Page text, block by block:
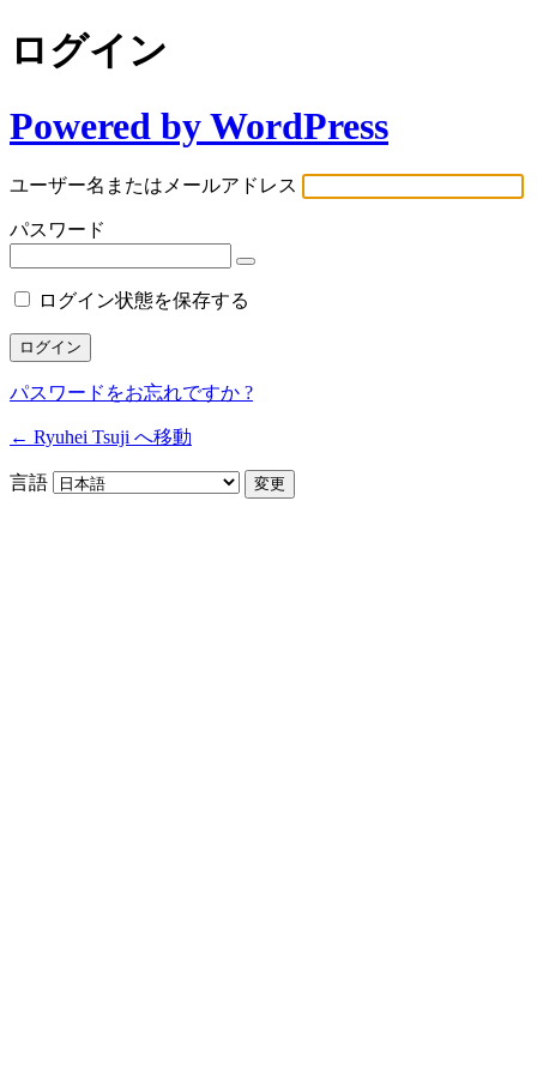
ログイン
Powered by WordPress
ユーザー名またはメールアドレス
パスワード
ログイン状態を保存する
パスワードをお忘れですか ?
← Ryuhei Tsuji へ移動
言語